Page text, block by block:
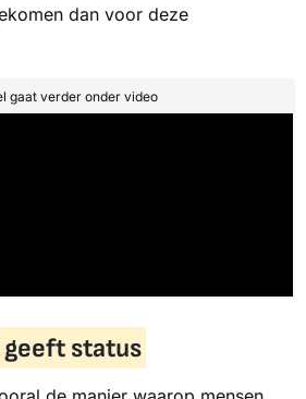
dan voor deze
gaat verder onder video
geeft status